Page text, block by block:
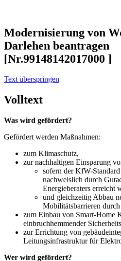
Modernisierung von
Darlehen beantragen
[Nr.99148142017000 ]
Text überspringen
Volltext
Was wird gefördert?
Gefördert werden Maßnahmen:
zum Klimaschutz,
zur nachhaltigen Einsparung
sofern der KfW-
nachweislich durch
Energieberaters erreicht
und gleichzeitig Abbau
Mobilitätsbarrieren
zum Einbau von Smart-Home
einbruchhemmender
zur Errichtung von
Leitungsinfrastruktur für
Wer wird gefördert?